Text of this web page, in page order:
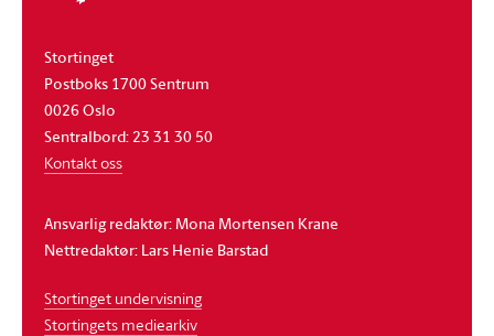
Stortinget
Postboks 1700 Sentrum
0026 Oslo
Sentralbord: 23 31 30 50
Kontakt oss
Ansvarlig redaktør: Mona Mortensen Krane
Nettredaktør: Lars Henie Barstad
Stortinget undervisning
Stortingets mediearkiv